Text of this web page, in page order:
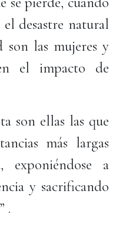
el desastre natural
son las mujeres y
el impacto de
son ellas las que
más largas
a
y sacrificando
.